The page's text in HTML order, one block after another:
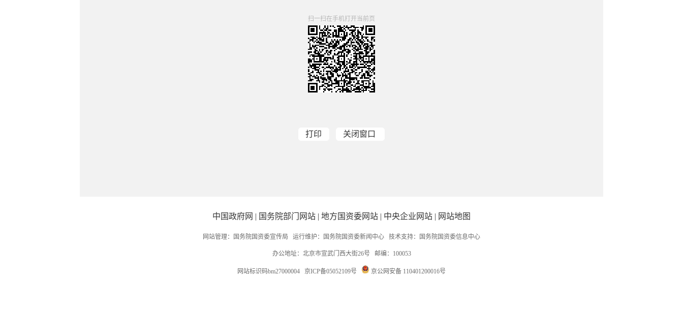
扫一扫在手机打开当前页
打印 关闭窗口